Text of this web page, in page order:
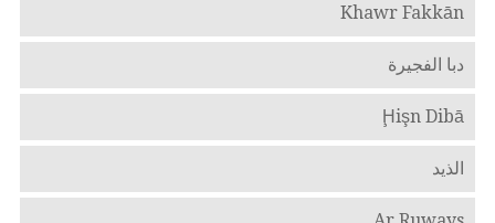
Khawr Fakkān
دبا الفجيرة
Ḩişn Dibā
الذيد